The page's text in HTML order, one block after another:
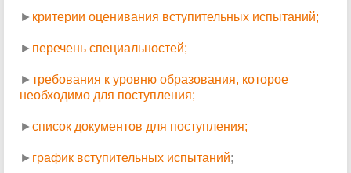
► критерии оценивания вступительных испытаний;
► перечень специальностей;
► требования к уровню образования, которое
необходимо для поступления;
► список документов для поступления;
► график вступительных испытаний;